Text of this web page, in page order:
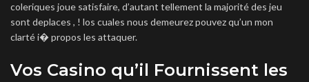
coleriques joue satisfaire, d’autant tellement la majorité des jeu
sont deplaces , ! los cuales nous demeurez pouvez qu’un mon
clarté i� propos les attaquer.
Vos Casino qu’il Fournissent les